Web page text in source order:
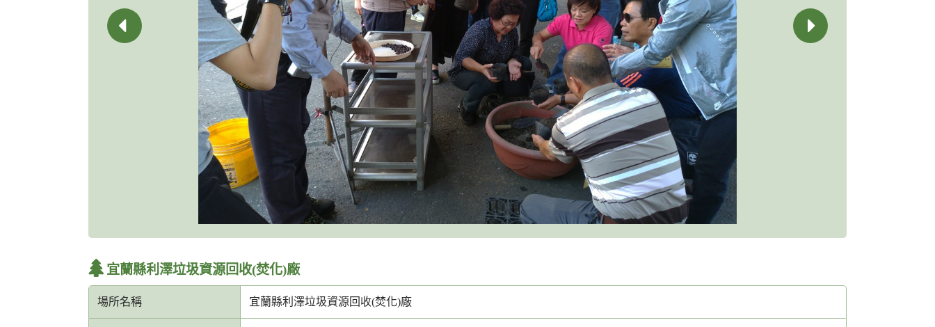
宜蘭縣利澤垃圾資源回收(焚化)廠
場所名稱 宜蘭縣利澤垃圾資源回收(焚化)廠